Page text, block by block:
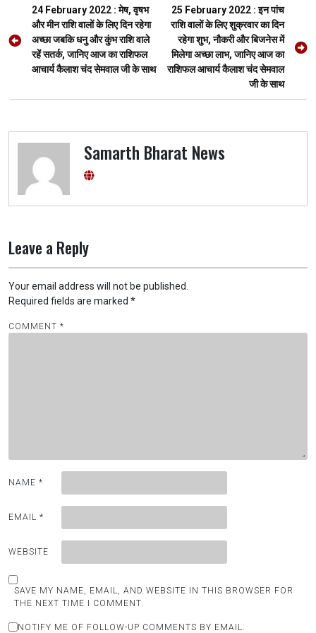
o
k
p
p
m er
Post
navigation
24 February 2022 : मेष, वृषभ
और मीन राशि वालों के लिए दिन रहेगा
अच्छा जबकि धनु और कुंभ राशि वाले
रहें सतर्क, जानिए आज का राशिफल
आचार्य कैलाश चंद सेमवाल जी के साथ
25 February 2022 : इन पांच
राशि वालों के लिए शुक्रवार का दिन
रहेगा शुभ, नौकरी और बिजनेस में
मिलेगा अच्छा लाभ, जानिए आज का
राशिफल आचार्य कैलाश चंद सेमवाल
जी के साथ
Samarth Bharat News
Leave a Reply
Your email address will not be published.
Required fields are marked *
COMMENT *
NAME *
EMAIL *
WEBSITE
SAVE MY NAME, EMAIL, AND WEBSITE IN THIS BROWSER FOR
THE NEXT TIME I COMMENT.
NOTIFY ME OF FOLLOW-UP COMMENTS BY EMAIL.